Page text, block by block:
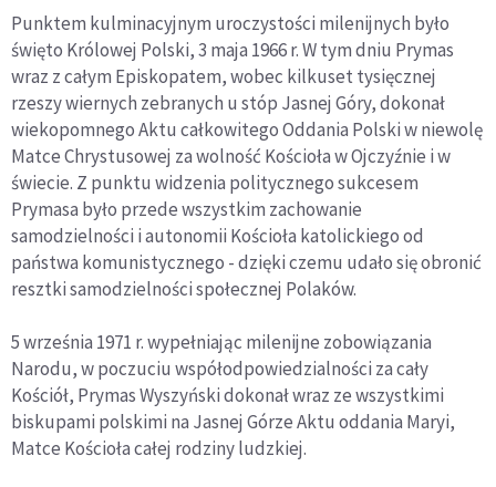
Punktem kulminacyjnym uroczystości milenijnych było
święto Królowej Polski, 3 maja 1966 r. W tym dniu Prymas
wraz z całym Episkopatem, wobec kilkuset tysięcznej
rzeszy wiernych zebranych u stóp Jasnej Góry, dokonał
wiekopomnego Aktu całkowitego Oddania Polski w niewolę
Matce Chrystusowej za wolność Kościoła w Ojczyźnie i w
świecie. Z punktu widzenia politycznego sukcesem
Prymasa było przede wszystkim zachowanie
samodzielności i autonomii Kościoła katolickiego od
państwa komunistycznego - dzięki czemu udało się obronić
resztki samodzielności społecznej Polaków.
5 września 1971 r. wypełniając milenijne zobowiązania
Narodu, w poczuciu współodpowiedzialności za cały
Kościół, Prymas Wyszyński dokonał wraz ze wszystkimi
biskupami polskimi na Jasnej Górze Aktu oddania Maryi,
Matce Kościoła całej rodziny ludzkiej.